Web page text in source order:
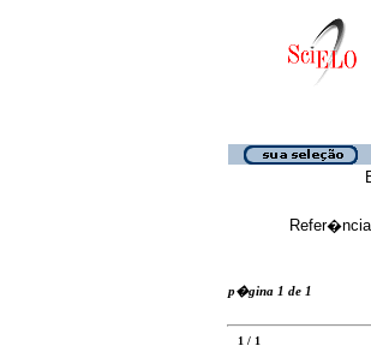
p�gina 1 de 1
1 / 1